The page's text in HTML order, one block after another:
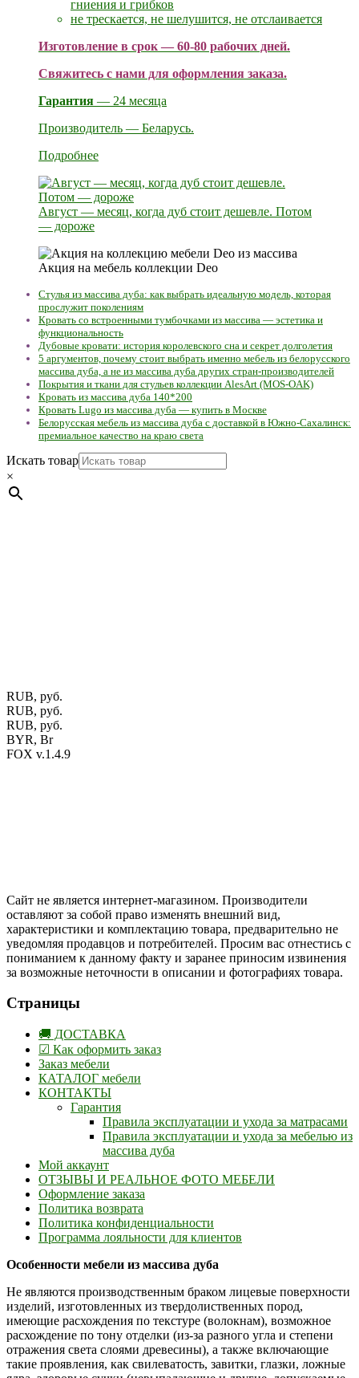
гниения и грибков
не трескается, не шелушится, не отслаивается
Изготовление в срок — 60-80 рабочих дней.
Свяжитесь с нами для оформления заказа.
Гарантия — 24 месяца
Производитель — Беларусь.
Подробнее
Август — месяц, когда дуб стоит дешевле. Потом
— дороже
Акция на мебель коллекции Deo
Стулья из массива дуба: как выбрать идеальную модель, которая
прослужит поколениям
Кровать со встроенными тумбочками из массива — эстетика и
функциональность
Дубовые кровати: история королевского сна и секрет долголетия
5 аргументов, почему стоит выбрать именно мебель из белорусского
массива дуба, а не из массива дуба других стран-производителей
Покрытия и ткани для стульев коллекции AlesArt (MOS-OAK)
Кровать из массива дуба 140*200
Кровать Lugo из массива дуба — купить в Москве
Белорусская мебель из массива дуба с доставкой в Южно-Сахалинск:
премиальное качество на краю света
Искать товар
×
RUB, руб.
RUB, руб.
RUB, руб.
BYR, Br
FOX v.1.4.9
Сайт не является интернет-магазином. Производители
оставляют за собой право изменять внешний вид,
характеристики и комплектацию товара, предварительно не
уведомляя продавцов и потребителей. Просим вас отнестись с
пониманием к данному факту и заранее приносим извинения
за возможные неточности в описании и фотографиях товара.
Страницы
🚚 ДОСТАВКА
☑ Как оформить заказ
Заказ мебели
КАТАЛОГ мебели
КОНТАКТЫ
Гарантия
Правила эксплуатации и ухода за матрасами
Правила эксплуатации и ухода за мебелью из
массива дуба
Мой аккаунт
ОТЗЫВЫ И РЕАЛЬНОЕ ФОТО МЕБЕЛИ
Оформление заказа
Политика возврата
Политика конфиденциальности
Программа лояльности для клиентов
Особенности мебели из массива дуба
Не являются производственным браком лицевые поверхности
изделий, изготовленных из твердолиственных пород,
имеющие расхождения по текстуре (волокнам), возможное
расхождение по тону отделки (из-за разного угла и степени
отражения света слоями древесины), а также включающие
такие проявления, как свилеватость, завитки, глазки, ложные